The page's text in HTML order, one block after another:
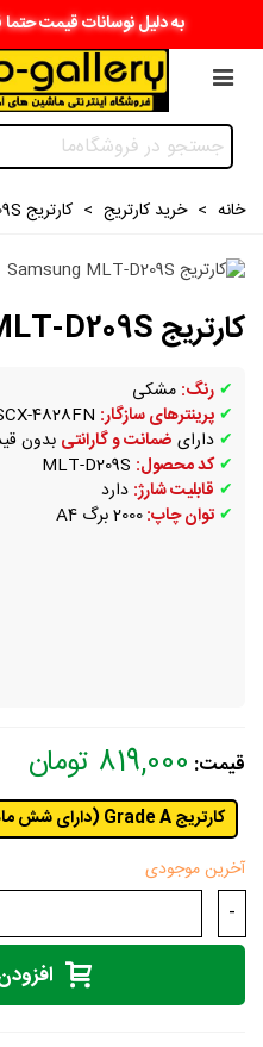
به دلیل نوسانات قیمت حتما
خانه > خرید کارتریج > کارتریج Samsung MLT-D209S
کارتریج SAMSUNG MLT-D209S
✔ رنگ: مشکی
✔ پرینترهای سازگار: 4828FN
✔ دارای ضمانت و گارانتی بدون
✔ کد محصول:
✔ قابلیت شارژ: دارد
✔ توان چاپ:2000 برگ A4
قیمت: 819,000 تومان
کارتریج Grade A (دارای شش ماه گارانتی) -
آخرین موجودی
-